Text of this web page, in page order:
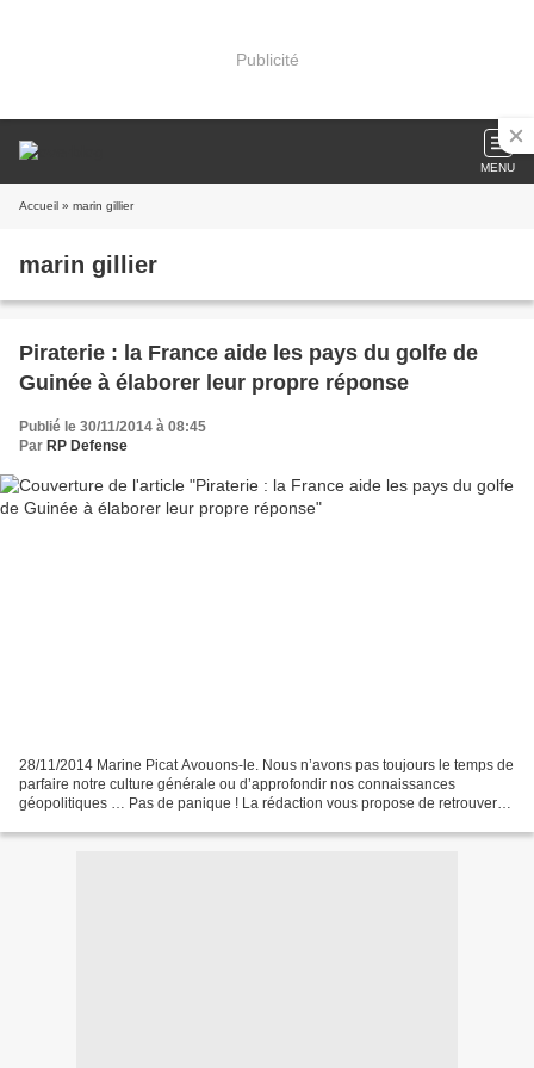
Publicité
MENU
Accueil » marin gillier
marin gillier
Piraterie : la France aide les pays du golfe de
Guinée à élaborer leur propre réponse
Publié le 30/11/2014 à 08:45
Par RP Defense
28/11/2014 Marine Picat Avouons-le. Nous n’avons pas toujours le temps de
parfaire notre culture générale ou d’approfondir nos connaissances
géopolitiques … Pas de panique ! La rédaction vous propose de retrouver